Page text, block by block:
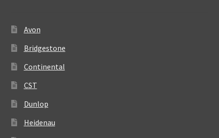
Avon
Bridgestone
Continental
CST
Dunlop
Heidenau